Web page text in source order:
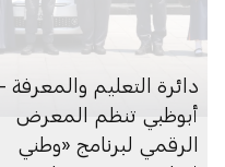
دائرة التعليم والمعرفة –
أبوظبي تنظم المعرض
الرقمي لبرنامج «وطني